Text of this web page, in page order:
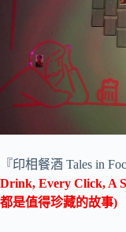
『印相餐酒 Tales in
Drink, Every Click, A
都是值得珍藏的故事)